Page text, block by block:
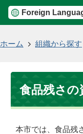
Foreign
ホーム 組織から探す
食品残さの
本市では、食品残